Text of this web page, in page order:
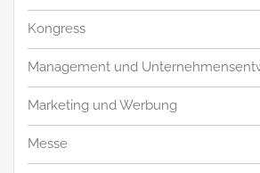
Kongress
Management und
Marketing und Werbung
Messe